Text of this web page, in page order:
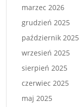
marzec 2026
grudzień 2025
październik 2025
wrzesień 2025
sierpień 2025
czerwiec 2025
maj 2025